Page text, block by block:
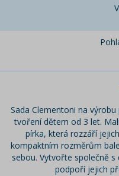
Sada Clementoni na
tvoření dětem od 3 let.
pírka, která rozzáří
kompaktním rozměrům
sebou. Vytvořte společně
podpoří jejich